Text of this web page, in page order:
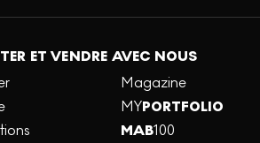
ET VENDRE AVEC NOUS
Magazine
MYPORTFOLIO
MAB100